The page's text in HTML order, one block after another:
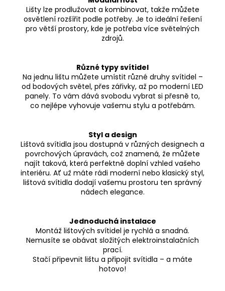
Lišty lze prodlužovat a kombinovat, takže můžete
osvětlení rozšířit podle potřeby. Je to ideální řešení
pro větší prostory, kde je potřeba více světelných
zdrojů.
Různé typy svítidel
Na jednu lištu můžete umístit různé druhy svítidel –
od bodových světel, přes zářivky, až po moderní LED
panely. To vám dává svobodu vybrat si přesně to,
co nejlépe vyhovuje vašemu stylu a potřebám.
Styl a design
Lištová svítidla jsou dostupná v různých designech a
povrchových úpravách, což znamená, že můžete
najít taková, která perfektně doplní vzhled vašeho
interiéru. Ať už máte rádi moderní nebo klasický styl,
lištová svítidla dodají vašemu prostoru ten správný
nádech elegance.
Jednoduchá instalace
Montáž lištových svítidel je rychlá a snadná.
Nemusíte se obávat složitých elektroinstalačních
prací.
Stačí připevnit lištu a připojit svítidla – a máte
hotovo!